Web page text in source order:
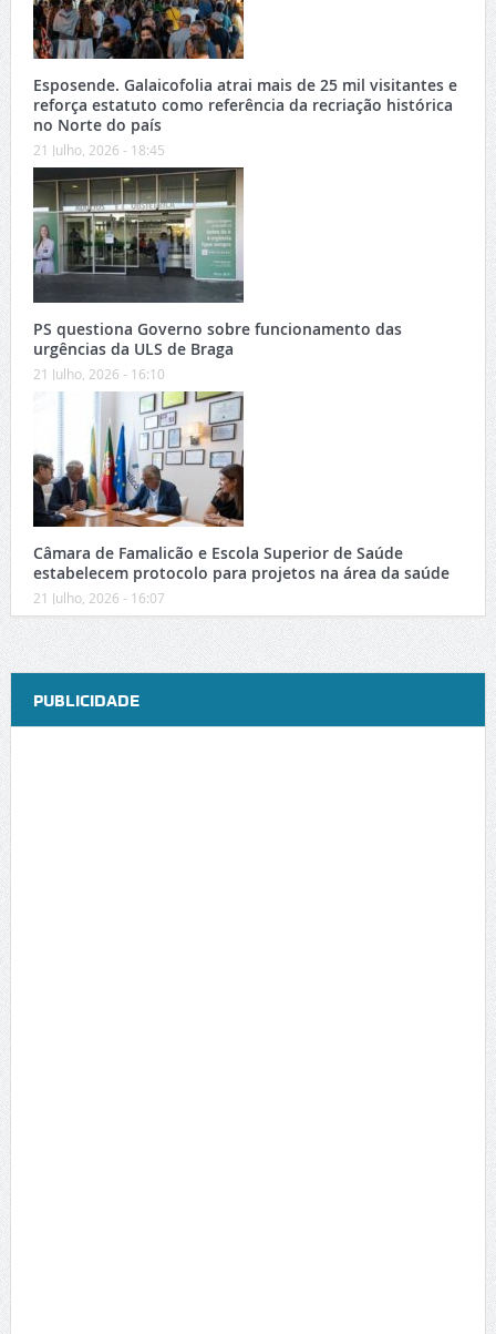
Esposende. Galaicofolia atrai mais de 25 mil visitantes e
reforça estatuto como referência da recriação histórica
no Norte do país
21 Julho, 2026 - 18:45
PS questiona Governo sobre funcionamento das
urgências da ULS de Braga
21 Julho, 2026 - 16:10
Câmara de Famalicão e Escola Superior de Saúde
estabelecem protocolo para projetos na área da saúde
21 Julho, 2026 - 16:07
PUBLICIDADE